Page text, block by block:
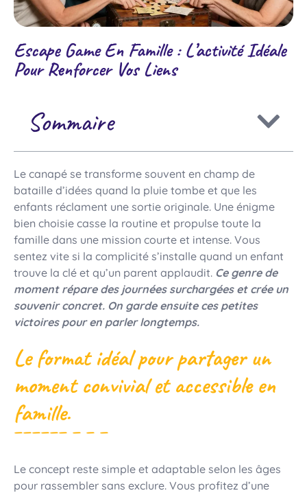
Escape Game En Famille : L’activité Idéale
Pour Renforcer Vos Liens
Sommaire
Le canapé se transforme souvent en champ de
bataille d’idées quand la pluie tombe et que les
enfants réclament une sortie originale. Une énigme
bien choisie casse la routine et propulse toute la
famille dans une mission courte et intense. Vous
sentez vite si la complicité s’installe quand un enfant
trouve la clé et qu’un parent applaudit. Ce genre de
moment répare des journées surchargées et crée un
souvenir concret. On garde ensuite ces petites
victoires pour en parler longtemps.
Le format idéal pour partager un
moment convivial et accessible en
famille.
Le concept reste simple et adaptable selon les âges
pour rassembler sans exclure. Vous profitez d’une